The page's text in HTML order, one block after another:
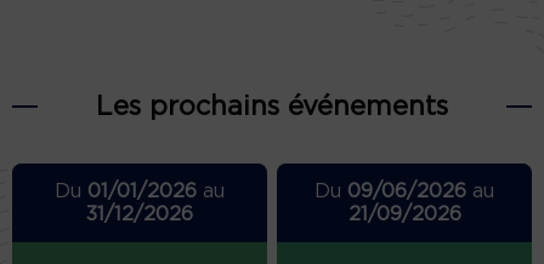
Les prochains événements
Du 01/01/2026au
31/12/2026
Du 09/06/2026 au
21/09/2026